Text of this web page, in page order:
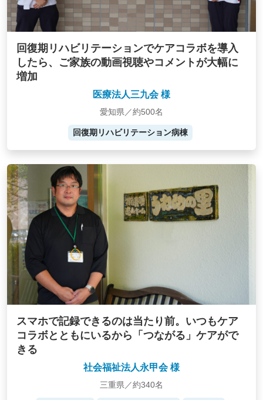
回復期リハビリテーションでケアコラボを導入
したら、ご家族の動画視聴やコメントが大幅に
増加
医療法人三九会 様
愛知県／約500名
回復期リハビリテーション病棟
スマホで記録できるのは当たり前。いつもケア
コラボとともにいるから「つながる」ケアがで
きる
社会福祉法人永甲会 様
三重県／約340名